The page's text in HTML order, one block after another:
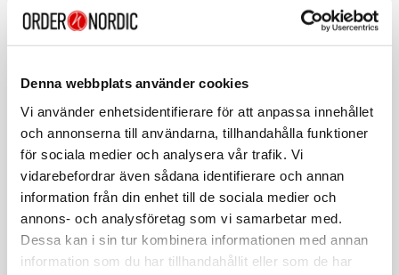
Denna webbplats använder cookies
Vi använder enhetsidentifierare för att anpassa innehållet
och annonserna till användarna, tillhandahålla funktioner
för sociala medier och analysera vår trafik. Vi
vidarebefordrar även sådana identifierare och annan
information från din enhet till de sociala medier och
annons- och analysföretag som vi samarbetar med.
Dessa kan i sin tur kombinera informationen med annan
information som du har tillhandahållit eller som de har
Beskrivning
Tillv. art. nr:40031
EAN-kod:
7331449112614
25